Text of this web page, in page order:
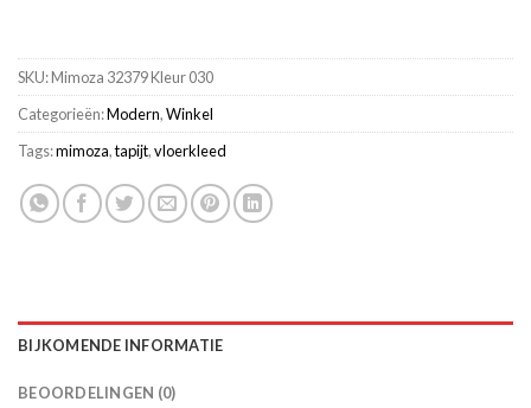
SKU:Mimoza 32379 Kleur 030
Categorieën:Modern,Winkel
Tags:mimoza,tapijt,vloerkleed
BIJKOMENDE INFORMATIE
BEOORDELINGEN (0)